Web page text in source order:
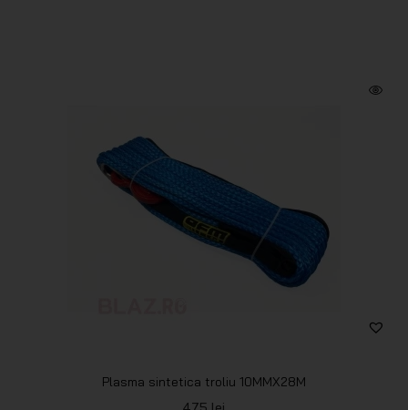
Plasma sintetica troliu 10MMX28M